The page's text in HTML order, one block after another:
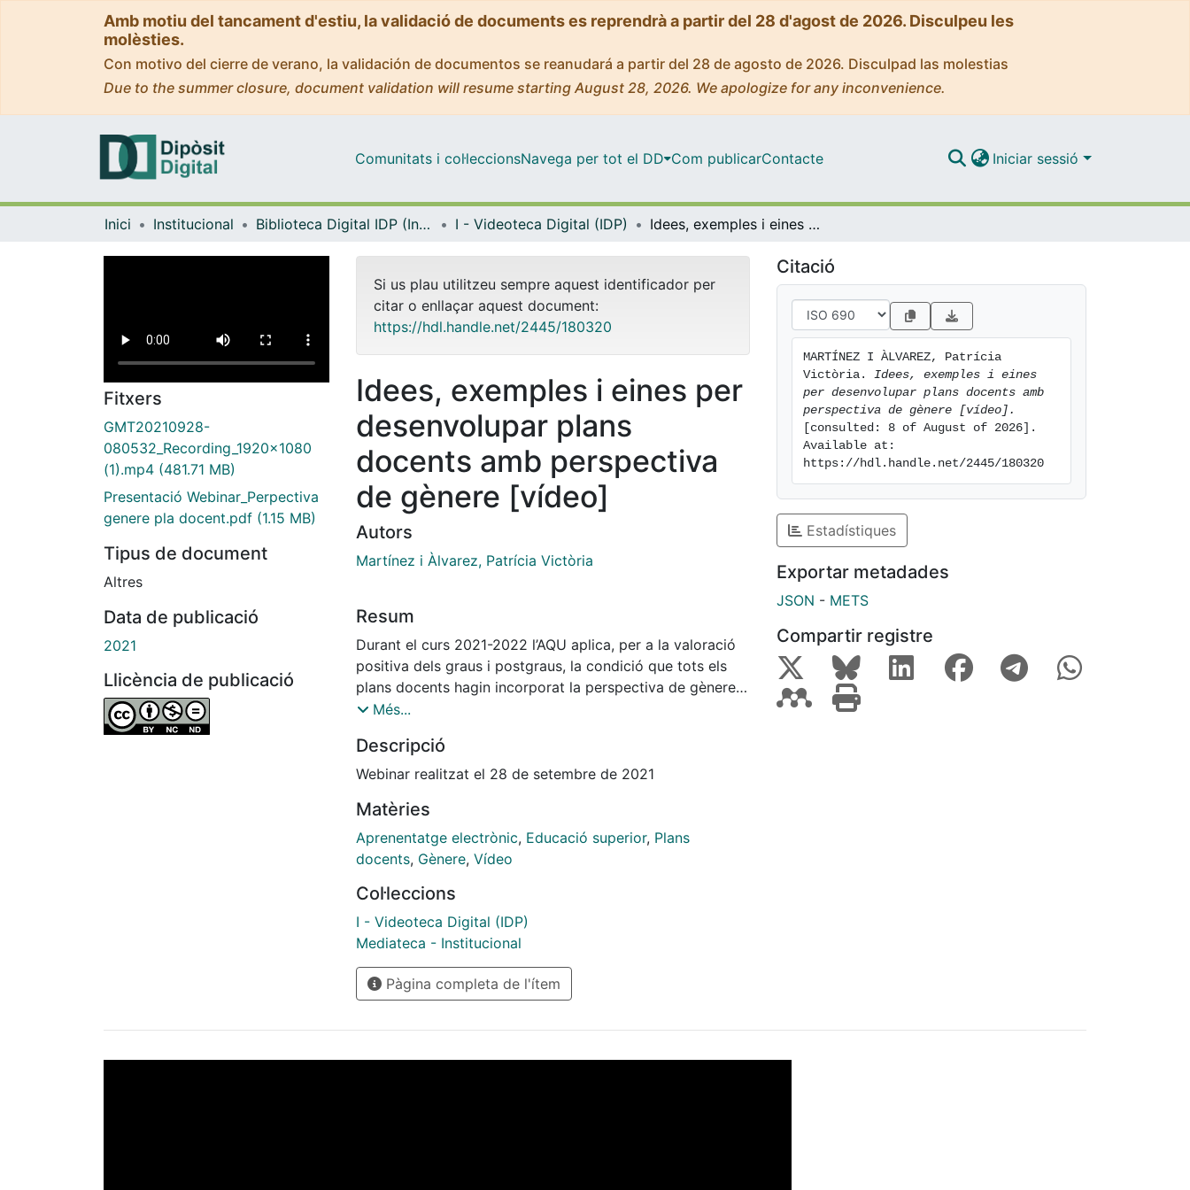
Amb motiu del tancament d'estiu, la validació de documents es reprendrà a partir del 28 d'agost de 2026. Disculpeu les
molèsties.
Con motivo del cierre de verano, la validación de documentos se reanudará a partir del 28 de agosto de 2026. Disculpad las molestias
Due to the summer closure, document validation will resume starting August 28, 2026. We apologize for any inconvenience.
Comunitats i col·leccionsNavega per tot el DD Com publicarContacte Iniciar sessió
Inici Institucional Biblioteca Digital IDP (Institut de Desenvolupament Professional) I - Videoteca Digital (IDP) Idees, exemples i eines per desenvolupar plans docents amb perspectiva de gènere [vídeo]
Fitxers
GMT20210928-
080532_Recording_1920x1080
(1).mp4 (481.71 MB)
Presentació Webinar_Perpectiva
genere pla docent.pdf (1.15 MB)
Tipus de document
Altres
Data de publicació
2021
Llicència de publicació
Si us plau utilitzeu sempre aquest identificador per
citar o enllaçar aquest document:
https://hdl.handle.net/2445/180320
Idees, exemples i eines per
desenvolupar plans
docents amb perspectiva
de gènere [vídeo]
Autors
Martínez i Àlvarez, Patrícia Victòria
Resum
Durant el curs 2021-2022 l’AQU aplica, per a la valoració
positiva dels graus i postgraus, la condició que tots els
plans docents hagin incorporat la perspectiva de gènere.
En el marc d’aquesta oportunitat, i a partir d’un procés
anterior, us mostrarem exemples d’eines i d’estratègies
aplicades a continguts i a la pràctica docent.
Més...
Descripció
Webinar realitzat el 28 de setembre de 2021
Matèries
Aprenentatge electrònic, Educació superior, Plans
docents, Gènere, Vídeo
Col·leccions
I - Videoteca Digital (IDP)
Mediateca - Institucional
Pàgina completa de l'ítem
Citació
MARTÍNEZ I ÀLVAREZ, Patrícia
Victòria. Idees, exemples i eines
per desenvolupar plans docents amb
perspectiva de gènere [vídeo].
[consulted: 8 of August of 2026].
Available at:
https://hdl.handle.net/2445/180320
Estadístiques
Exportar metadades
JSON - METS
Compartir registre